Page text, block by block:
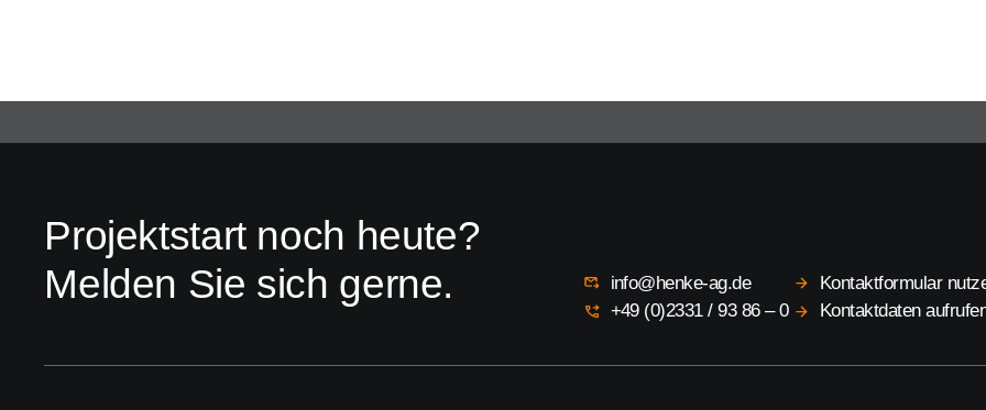
Projektstart noch heute?
Melden Sie sich gerne.
info@henke-ag.de
+49 (0)2331 / 93 86 – 0
Kontaktformular
Kontaktdaten